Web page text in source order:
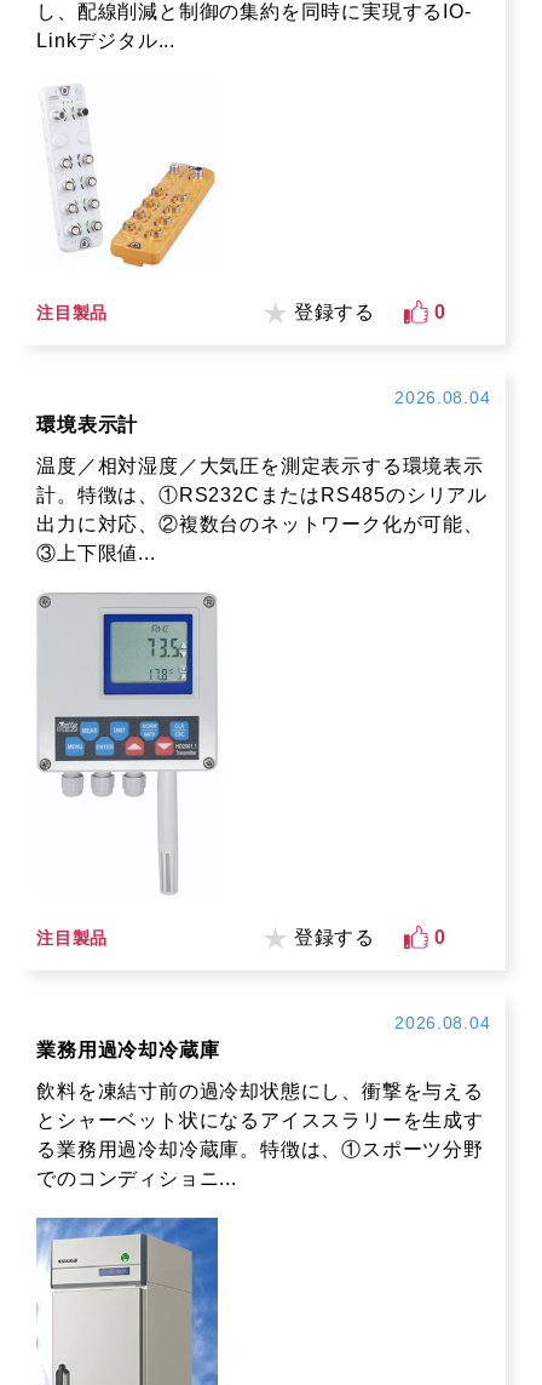
し、配線削減と制御の集約を同時に実現するIO-
Linkデジタル...
注目製品 登録する 0
2026.08.04
環境表示計
温度／相対湿度／大気圧を測定表示する環境表示
計。特徴は、①RS232CまたはRS485のシリアル
出力に対応、②複数台のネットワーク化が可能、
③上下限値...
注目製品 登録する 0
2026.08.04
業務用過冷却冷蔵庫
飲料を凍結寸前の過冷却状態にし、衝撃を与える
とシャーベット状になるアイススラリーを生成す
る業務用過冷却冷蔵庫。特徴は、①スポーツ分野
でのコンディショニ...